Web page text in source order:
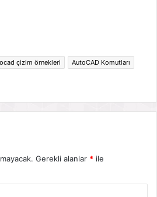
çizim örnekleri
AutoCAD Komutları
Gerekli alanlar * ile